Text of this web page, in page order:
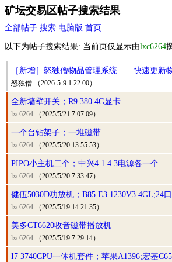
矿坛交易区帖子搜索结果
全部帖子 搜索 电脑版 首页
以下为帖子搜索结果: 当前页仅显示由lxc6264
［新增］怒独僧物品管理系统——快速更新
怒独僧 （2026-5-9 1:22:00）
全新墙壁开关；R9 380 4G显卡
lxc6264 （2025/5/21 7:07:09）
一个台钻架子；一堆磁带
lxc6264 （2025/5/20 13:55:53）
PIPO小主机二个；中兴4.1 4.3电源各一个
lxc6264 （2025/5/20 7:33:47）
健伍5030D功放机；B85 E3 1230V3 4GL;24
lxc6264 （2025/5/19 14:21:35）
美多CT6620收音磁带播放机
lxc6264 （2025/5/19 7:29:14）
I7 3740CPU一体机套件；苹果A1396;宏基